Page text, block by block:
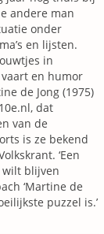
andere man
onder
en lijsten.
in
en humor
de Jong (1975)
dat
van de
is ze bekend
‘Een
wilt blijven
‘Martine de
puzzel is.’